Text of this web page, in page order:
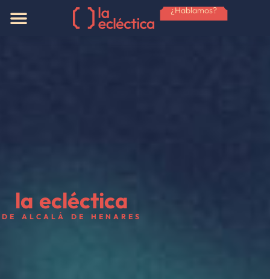
¿Hablamos?
la ecléctica
DE ALCALÁ DE HENARES